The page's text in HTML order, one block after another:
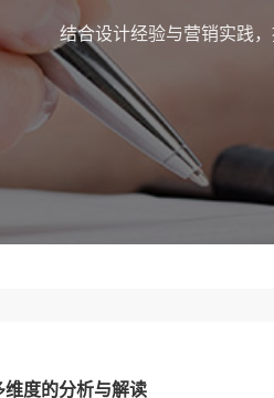
结合设计经验与营销实践
度的分析与解读